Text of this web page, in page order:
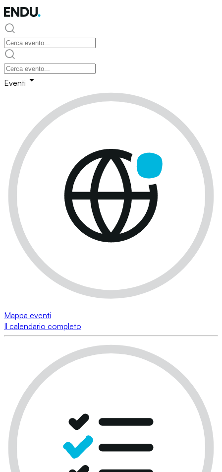
Eventi
Mappa eventi
Il calendario completo